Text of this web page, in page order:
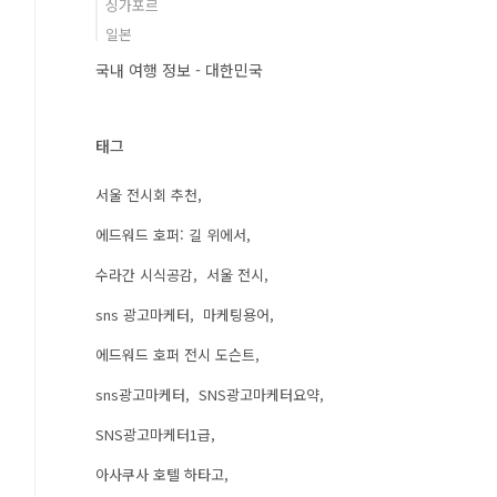
싱가포르
일본
국내 여행 정보 - 대한민국
태그
서울 전시회 추천
에드워드 호퍼: 길 위에서
수라간 시식공감
서울 전시
sns 광고마케터
마케팅용어
에드워드 호퍼 전시 도슨트
sns광고마케터
SNS광고마케터요약
SNS광고마케터1급
아사쿠사 호텔 하타고